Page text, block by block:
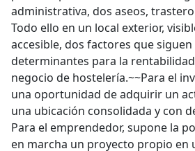
administrativa, dos aseos,
Todo ello en un local exterior,
accesible, dos factores que
determinantes para la
negocio de hostelería.~~Para el
una oportunidad de adquirir un
una ubicación consolidada y con
Para el emprendedor, supone la
en marcha un proyecto propio en